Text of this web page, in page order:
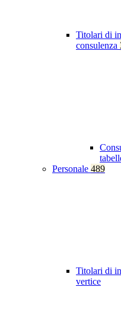
Titolari di
consulenza
Personale 489
Titolari di
vertice